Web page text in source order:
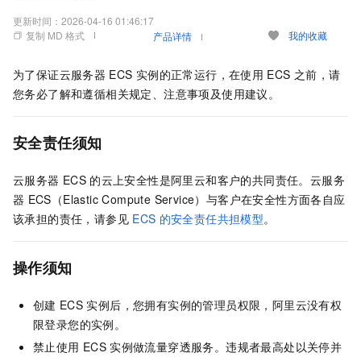
更新时间： 2026-04-16 01:46:17
复制 MD 格式
产品详情 我的收藏
为了保证云服务器 ECS 实例的正常运行，在使用 ECS 之前，请
您务必了解和遵循相关规定、注意事项及使用建议。
安全责任须知
云服务器 ECS 的云上安全性是阿里云和客户的共同责任。云服务
器 ECS（Elastic Compute Service）与客户在安全性方面各自应
该承担的责任，请参见 ECS 的安全责任共担模型。
操作须知
创建 ECS 实例后，您拥有实例的管理员权限，阿里云没有权
限登录您的实例。
禁止使用 ECS 实例做流量穿透服务。违规者最高处以关停并